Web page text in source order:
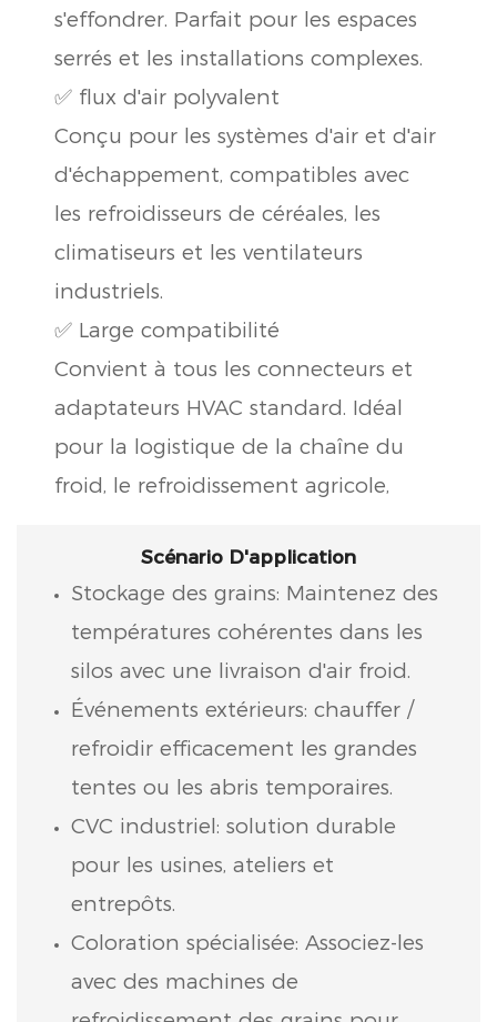
s'effondrer. Parfait pour les espaces
serrés et les installations complexes.
✅ flux d'air polyvalent
Conçu pour les systèmes d'air et d'air
d'échappement, compatibles avec
les refroidisseurs de céréales, les
climatiseurs et les ventilateurs
industriels.
✅ Large compatibilité
Convient à tous les connecteurs et
adaptateurs HVAC standard. Idéal
pour la logistique de la chaîne du
froid, le refroidissement agricole,
Scénario D'application
Stockage des grains: Maintenez des
températures cohérentes dans les
silos avec une livraison d'air froid.
Événements extérieurs: chauffer /
refroidir efficacement les grandes
tentes ou les abris temporaires.
CVC industriel: solution durable
pour les usines, ateliers et
entrepôts.
Coloration spécialisée: Associez-les
avec des machines de